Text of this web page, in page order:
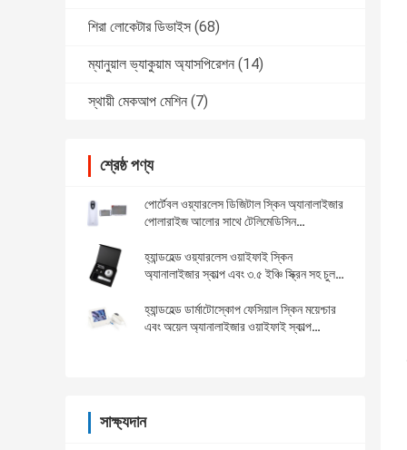
শিরা লোকেটার ডিভাইস (68)
ম্যানুয়াল ভ্যাকুয়াম অ্যাসপিরেশন (14)
স্থায়ী মেকআপ মেশিন (7)
শ্রেষ্ঠ পণ্য
পোর্টেবল ওয়্যারলেস ডিজিটাল স্কিন অ্যানালাইজার
পোলারাইজ আলোর সাথে টেলিমেডিসিন
হ্যান্ডহেল্ড ওয়্যারলেস ওয়াইফাই স্কিন
অ্যানালাইজার স্কাল্প এবং ৩.৫ ইঞ্চি স্ক্রিন সহ চুল
হ্যান্ডহেল্ড ডার্মাটোস্কোপ ফেসিয়াল স্কিন ময়েশ্চার
এবং অয়েল অ্যানালাইজার ওয়াইফাই স্কাল্প
সাক্ষ্যদান